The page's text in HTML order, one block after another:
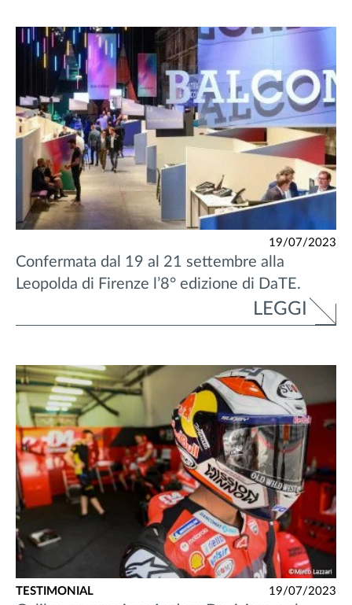
19/07/2023
Confermata dal 19 al 21 settembre alla
Leopolda di Firenze l’8° edizione di DaTE.
LEGGI
TESTIMONIAL 19/07/2023